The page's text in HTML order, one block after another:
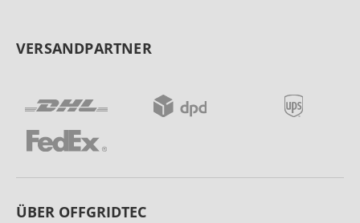
VERSANDPARTNER
ÜBER OFFGRIDTEC